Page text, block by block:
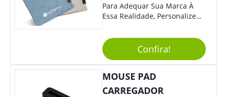
Para Adequar Sua Marca À
Essa Realidade, Personalize
Anotações Com Post-It E
Caneta. Elaborado A Partir De
Material Reciclado, O Brinde
Também É Prático, Tornando-
Se Assim Excelente Para Uso
Cotidiano. Perfeito, Não É?!
Confira!
MOUSE PAD
CARREGADOR